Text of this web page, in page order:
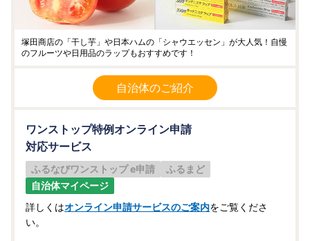
塚田商店の「干し芋」や日本ハムの「シャウエッセン」が大人気！自慢
のフルーツや日用品のラップもおすすめです！
自治体のご紹介
ワンストップ特例オンライン申請
対応サービス
ふるなびワンストップ e申請
ふるまど
自治体マイページ
詳しくはオンライン申請サービスのご案内をご覧くださ
い。